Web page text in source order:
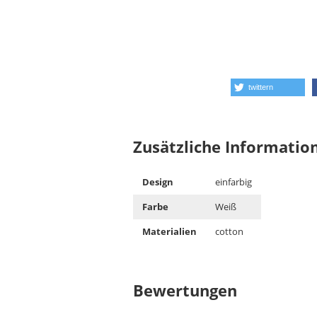
twittern
Zusätzliche
Design
einfarbig
Farbe
Weiß
Materialien
cotton
Bewertungen